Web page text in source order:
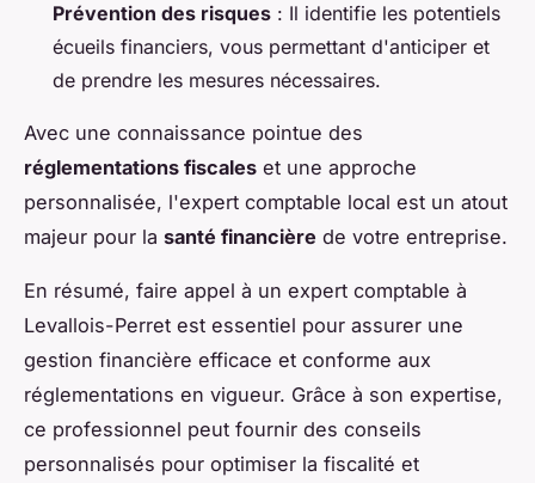
Prévention des risques : Il identifie les potentiels
écueils financiers, vous permettant d'anticiper et
de prendre les mesures nécessaires.
Avec une connaissance pointue des
réglementations fiscales et une approche
personnalisée, l'expert comptable local est un atout
majeur pour la santé financière de votre entreprise.
En résumé, faire appel à un expert comptable à
Levallois-Perret est essentiel pour assurer une
gestion financière efficace et conforme aux
réglementations en vigueur. Grâce à son expertise,
ce professionnel peut fournir des conseils
personnalisés pour optimiser la fiscalité et